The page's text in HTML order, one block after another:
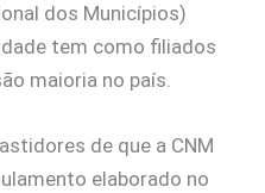
dos Municípios)
tem como filiados
maioria no país.
de que a CNM
elaborado no